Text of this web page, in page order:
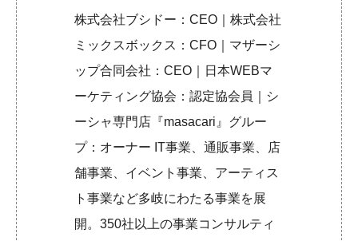
株式会社ブシドー：CEO｜株式会社
ミックスボックス：CFO｜マザーシ
ップ合同会社：CEO｜日本WEBマ
ーケティング協会：認定協会員｜シ
ーシャ専門店『masacari』グルー
プ：オーナー IT事業、通販事業、店
舗事業、イベント事業、アーティス
ト事業など多岐にわたる事業を展
開。350社以上の事業コンサルティ